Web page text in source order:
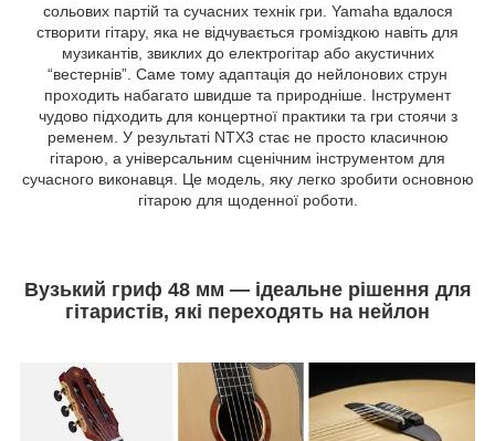
сольових партій та сучасних технік гри. Yamaha вдалося
створити гітару, яка не відчувається громіздкою навіть для
музикантів, звиклих до електрогітар або акустичних
“вестернів”. Саме тому адаптація до нейлонових струн
проходить набагато швидше та природніше. Інструмент
чудово підходить для концертної практики та гри стоячи з
ременем. У результаті NTX3 стає не просто класичною
гітарою, а універсальним сценічним інструментом для
сучасного виконавця. Це модель, яку легко зробити основною
гітарою для щоденної роботи.
Вузький гриф 48 мм — ідеальне рішення для
гітаристів, які переходять на нейлон